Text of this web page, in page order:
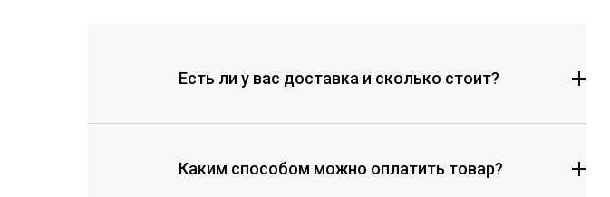
Есть ли у вас доставка и сколько стоит?
Каким способом можно оплатить товар?